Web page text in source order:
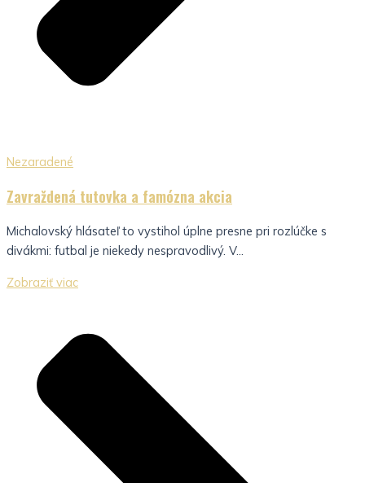
Nezaradené
Zavraždená tutovka a famózna akcia
Michalovský hlásateľ to vystihol úplne presne pri rozlúčke s
divákmi: futbal je niekedy nespravodlivý. V...
Zobraziť viac